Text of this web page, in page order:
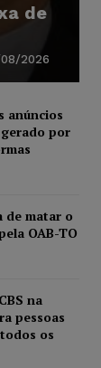
de
2026
anúncios
por
de matar o
OAB-TO
na
pessoas
os